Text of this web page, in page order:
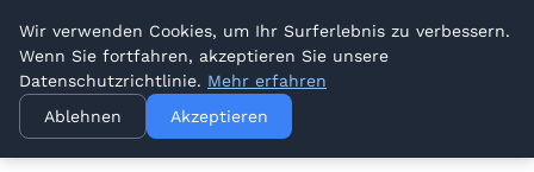
venbrux
Ihr vertrauenswürdiger Informationspartner
Wir verwenden Cookies, um Ihr Surferlebnis zu verbessern.
Wenn Sie fortfahren, akzeptieren Sie unsere
Datenschutzrichtlinie. Mehr erfahren
Ablehnen
Akzeptieren